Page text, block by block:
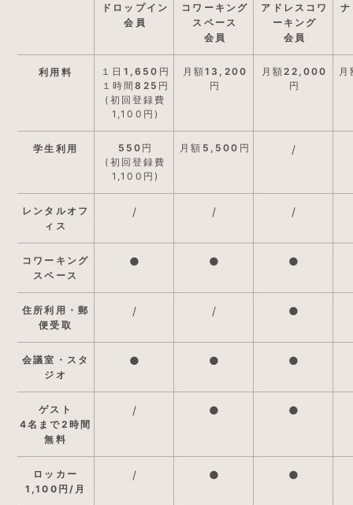
ドロップイン
会員
コワーキング
スペース
会員
アドレスコワ
ーキング
会員
利用料 １日 1,650 円
１時間825 円
(初回登録費
1,100円)
月額13,200
円
月額22,000
円
月
学生利用 550 円
(初回登録費
1,100円)
月額 5,500 円 /
レンタルオフ
ィス
/ / /
コワーキング
スペース
● ● ●
住所利用・郵
便受取
/ / ●
会議室・スタ
ジオ
● ● ●
ゲスト
4名まで2時間
無料
/ ● ●
ロッカー
1,100円/月
/ ● ●